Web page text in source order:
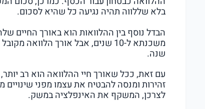
בלא שללווה תהיה נגיעה כל שהיא לסכום.
שנה.
עם זאת, ככל שאורך חיי ההלוואה הוא רב
זהירות ומנסה להבטיח את עצמו מפני שינויים
לצרכן, המשקף את האינפלציה במשק.